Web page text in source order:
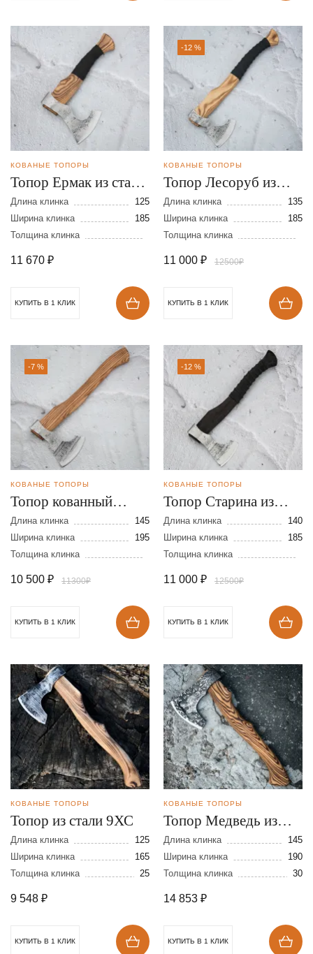
КОВАНЫЕ ТОПОРЫ
Топор Ермак из стали
9ХС
Длина клинка
125
Ширина клинка
185
Толщина клинка
11 670 ₽
КУПИТЬ В 1 КЛИК
-12 %
КОВАНЫЕ ТОПОРЫ
Топор Лесоруб из
стали 9ХС
Длина клинка
135
Ширина клинка
185
Толщина клинка
11 000 ₽ 12500₽
КУПИТЬ В 1 КЛИК
-7 %
КОВАНЫЕ ТОПОРЫ
Топор кованный
Классический из
стали 9ХС
Длина клинка
145
Ширина клинка
195
Толщина клинка
10 500 ₽ 11300₽
КУПИТЬ В 1 КЛИК
-12 %
КОВАНЫЕ ТОПОРЫ
Топор Старина из
стали 9ХС
Длина клинка
140
Ширина клинка
185
Толщина клинка
11 000 ₽ 12500₽
КУПИТЬ В 1 КЛИК
КОВАНЫЕ ТОПОРЫ
Топор из стали 9ХС
Длина клинка
125
Ширина клинка
165
Толщина клинка
25
9 548 ₽
КУПИТЬ В 1 КЛИК
КОВАНЫЕ ТОПОРЫ
Топор Медведь из
стали 9ХС с
художественным
оформлением
Длина клинка
145
Ширина клинка
190
Толщина клинка
30
14 853 ₽
КУПИТЬ В 1 КЛИК